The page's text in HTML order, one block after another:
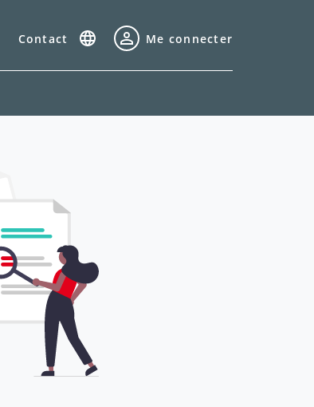
Contact Me connecter